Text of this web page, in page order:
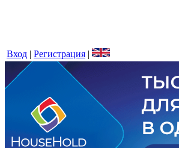
Вход | Регистрация |